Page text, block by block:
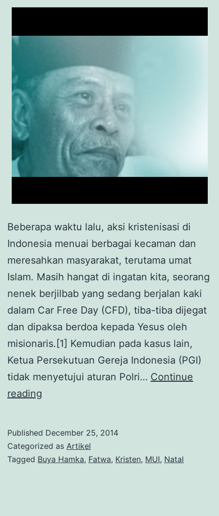
Beberapa waktu lalu, aksi kristenisasi di
Indonesia menuai berbagai kecaman dan
meresahkan masyarakat, terutama umat
Islam. Masih hangat di ingatan kita, seorang
nenek berjilbab yang sedang berjalan kaki
dalam Car Free Day (CFD), tiba-tiba dijegat
dan dipaksa berdoa kepada Yesus oleh
misionaris.[1] Kemudian pada kasus lain,
Ketua Persekutuan Gereja Indonesia (PGI)
tidak menyetujui aturan Polri… Continue
reading
Buya
Hamka
Published December 25, 2014
Categorized as Artikel
Tagged Buya Hamka, Fatwa, Kristen, MUI, Natal